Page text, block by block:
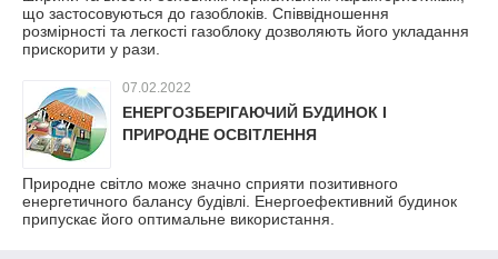
що застосовуються до газоблоків. Співвідношення
розмірності та легкості газоблоку дозволяють його укладання
прискорити у рази.
07.02.2022
ЕНЕРГОЗБЕРІГАЮЧИЙ БУДИНОК І
ПРИРОДНЕ ОСВІТЛЕННЯ
Природне світло може значно сприяти позитивного
енергетичного балансу будівлі. Енергоефективний будинок
припускає його оптимальне використання.